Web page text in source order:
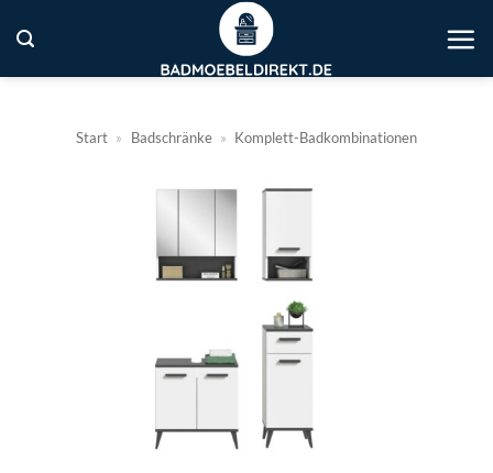
Inhalt
springen
Start » Badschränke » Komplett-Badkombinationen